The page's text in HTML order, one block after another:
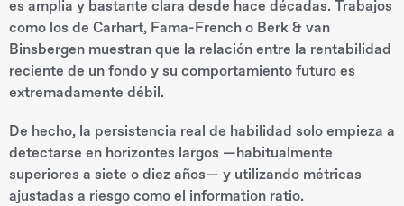
es amplia y bastante clara desde hace décadas. Trabajos
como los de Carhart, Fama-French o Berk & van
Binsbergen muestran que la relación entre la rentabilidad
reciente de un fondo y su comportamiento futuro es
extremadamente débil.
De hecho, la persistencia real de habilidad solo empieza a
detectarse en horizontes largos —habitualmente
superiores a siete o diez años— y utilizando métricas
ajustadas a riesgo como el information ratio.